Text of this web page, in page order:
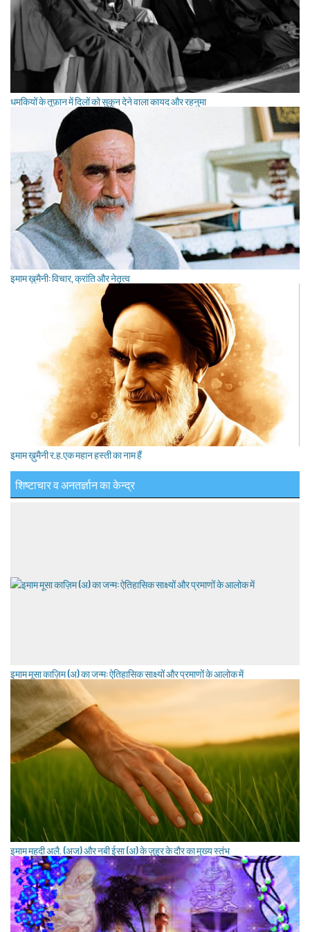
धमकियों के तूफ़ान में दिलों को सुकून देने वाला कायद और रहनुमा
इमाम ख़ुमैनी: विचार, क्रांति और नेतृत्व
इमाम ख़ुमैनी र.ह.एक महान हस्ती का नाम हैं
शिष्टाचार व अनतर्ज्ञान का केन्द्र
इमाम मूसा काज़िम (अ) का जन्म: ऐतिहासिक साक्ष्यों और प्रमाणों के आलोक में
इमाम महदी अलै. (अज) और नबी ईसा (अ) के ज़ुहूर के दौर का मुख्य स्तंभ